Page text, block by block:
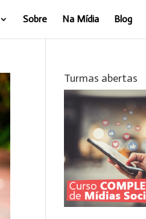
Sobre Na Mídia Blog
Turmas abertas